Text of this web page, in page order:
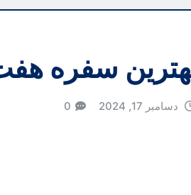
دسامبر 17, 2024 0